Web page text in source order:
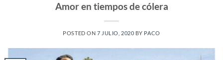
Amor en tiempos de cólera
POSTED ON 7 JULIO, 2020 BY PACO